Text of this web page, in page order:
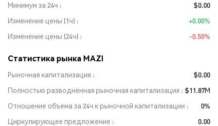
Минимум за 24ч
$0.00
Изменение цены (1ч)
+0.00%
Изменение цены (24ч)
-0.50%
Статистика рынка MAZI
Рыночная капитализация
$0.00
Полностью разводнённая рыночная капитализация
$11.87M
Отношение объема за 24ч к рыночной капитализации
0%
Циркулирующее предложение
0.00